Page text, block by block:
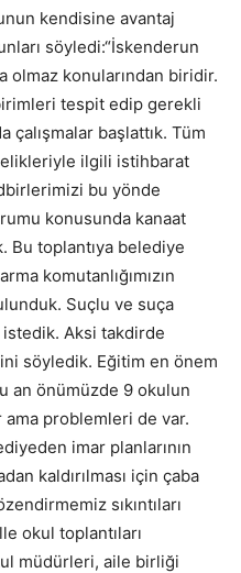
kendisine avantaj
söyledi:“İskenderun
olmaz konularından biridir.
tespit edip gerekli
çalışmalar başlattık. Tüm
ilgili istihbarat
bu yönde
konusunda kanaat
Bu toplantıya belediye
komutanlığımızın
Suçlu ve suça
Aksi takdirde
söyledik. Eğitim en önem
an önümüzde 9 okulun
ama problemleri de var.
imar planlarının
kaldırılması için çaba
sıkıntıları
okul toplantıları
müdürleri, aile birliği